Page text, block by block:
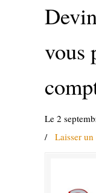
vous
Le 2
/ Laisser